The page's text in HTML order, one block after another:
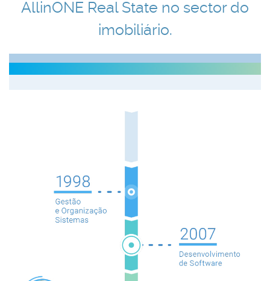
AllinONE Real State no sector do
imobiliário.